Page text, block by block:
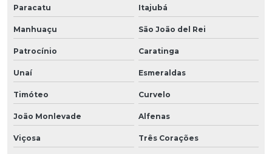
Paracatu Itajubá
Manhuaçu São João del Rei
Patrocínio Caratinga
Unaí Esmeraldas
Timóteo Curvelo
João Monlevade Alfenas
Viçosa Três Corações